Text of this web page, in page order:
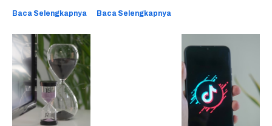
Baca Selengkapnya Baca Selengkapnya